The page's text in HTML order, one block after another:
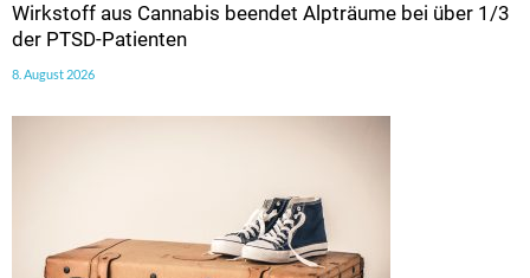
Wirkstoff aus Cannabis beendet Alpträume bei über 1/3
der PTSD-Patienten
8. August 2026